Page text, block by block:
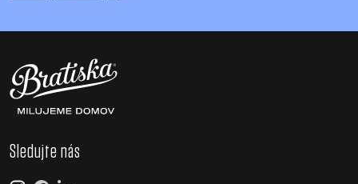
Sledujte nás